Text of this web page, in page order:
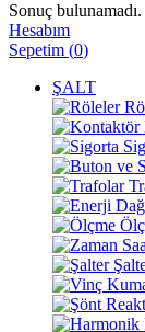
Sonuç bulunamadı.
Hesabım
Sepetim (0)
ŞALT